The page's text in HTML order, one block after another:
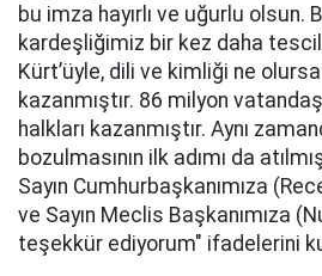
bu imza hayırlı ve uğurlu olsun.
kardeşliğimiz bir kez daha
Kürt’üyle, dili ve kimliği ne
kazanmıştır. 86 milyon
halkları kazanmıştır. Aynı
bozulmasının ilk adımı da
Sayın Cumhurbaşkanımıza
ve Sayın Meclis Başkanımıza
teşekkür ediyorum" ifadelerini